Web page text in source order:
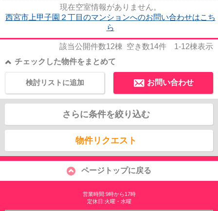
現在空室情報がありません。
西宮市上甲子園２丁目のマンションへのお問い合わせはこち
ら
該当公開件数12棟 空き数14件 1-12棟表示
チェックした物件をまとめて
お問い合わせ
検討リストに追加
さらに条件を絞り込む
物件リクエスト
ページトップに戻る
営業時間:9時から17時
定休日:火曜・水曜